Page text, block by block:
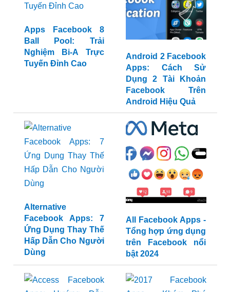
Nghiệm Bi-A Trực
Tuyến Đỉnh Cao
Android 2 Facebook
Apps: Cách Sử
Dụng 2 Tài Khoản
Facebook Trên
Android Hiệu Quả
Alternative
Facebook Apps: 7
Ứng Dụng Thay Thế
Hấp Dẫn Cho Người
All Facebook Apps -
Tổng hợp ứng dụng
trên Facebook nổi
bật 2024